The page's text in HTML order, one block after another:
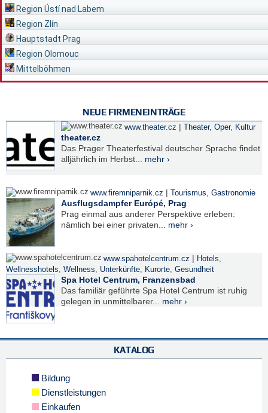
Region Ústí nad Labem
Region Zlín
Hauptstadt Prag
Region Olomouc
Mittelböhmen
NEUE FIRMENEINTRÄGE
www.theater.cz | Theater, Oper, Kultur
theater.cz
Das Prager Theaterfestival deutscher Sprache findet
alljährlich im Herbst... mehr ›
www.firemniparnik.cz | Tourismus, Gastronomie
Ausflugsdampfer Európé, Prag
Prag einmal aus anderer Perspektive erleben:
nämlich bei einer privaten... mehr ›
www.spahotelcentrum.cz | Hotels,
Wellnesshotels, Wellness, Unterkünfte, Kurorte, Gesundheit
Spa Hotel Centrum, Franzensbad
Das familiär geführte Spa Hotel Centrum ist ruhig
gelegen in unmittelbarer... mehr ›
KATALOG
Bildung
Dienstleistungen
Einkaufen